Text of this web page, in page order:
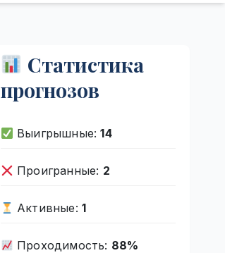
Статистика
прогнозов
Выигрышные:14
Проигранные: 2
Активные: 1
Проходимость: 88%